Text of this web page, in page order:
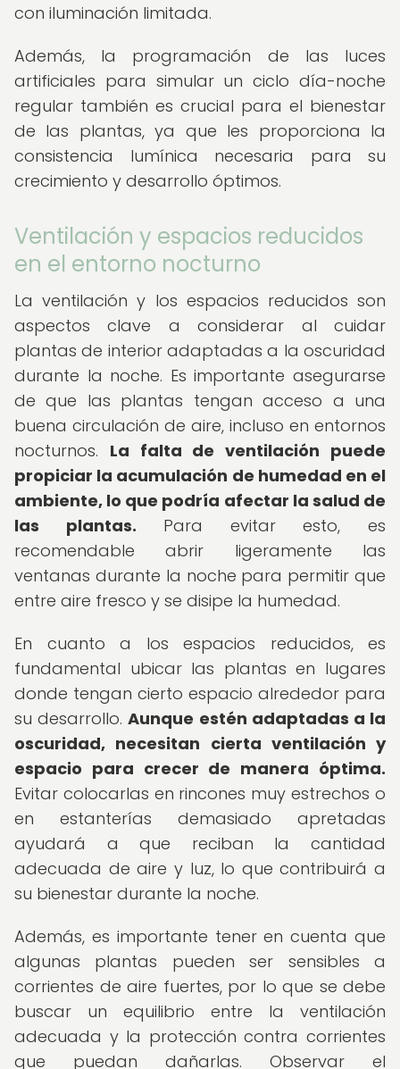
con iluminación limitada.
Además, la programación de las luces
artificiales para simular un ciclo día-noche
regular también es crucial para el bienestar
de las plantas, ya que les proporciona la
consistencia lumínica necesaria para su
crecimiento y desarrollo óptimos.
Ventilación y espacios reducidos
en el entorno nocturno
La ventilación y los espacios reducidos son
aspectos clave a considerar al cuidar
plantas de interior adaptadas a la oscuridad
durante la noche. Es importante asegurarse
de que las plantas tengan acceso a una
buena circulación de aire, incluso en entornos
nocturnos. La falta de ventilación puede
propiciar la acumulación de humedad en el
ambiente, lo que podría afectar la salud de
las plantas. Para evitar esto, es
recomendable abrir ligeramente las
ventanas durante la noche para permitir que
entre aire fresco y se disipe la humedad.
En cuanto a los espacios reducidos, es
fundamental ubicar las plantas en lugares
donde tengan cierto espacio alrededor para
su desarrollo.Aunque estén adaptadas a la
oscuridad, necesitan cierta ventilación y
espacio para crecer de manera óptima.
Evitar colocarlas en rincones muy estrechos o
en estanterías demasiado apretadas
ayudará a que reciban la cantidad
adecuada de aire y luz, lo que contribuirá a
su bienestar durante la noche.
Además, es importante tener en cuenta que
algunas plantas pueden ser sensibles a
corrientes de aire fuertes, por lo que se debe
buscar un equilibrio entre la ventilación
adecuada y la protección contra corrientes
que puedan dañarlas. Observar el